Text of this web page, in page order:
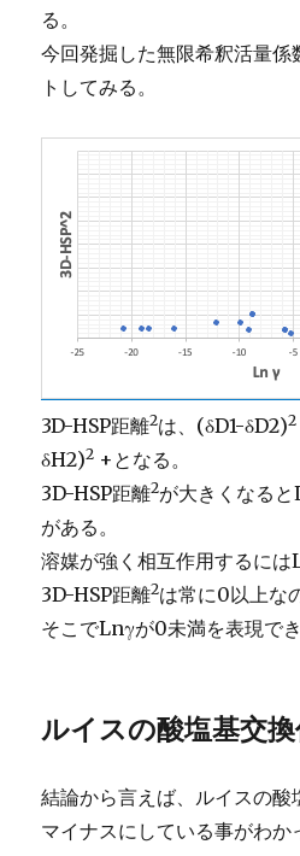
る。
今回発掘した無限希釈活量係
トしてみる。
3D-HSP距離2は、(δD1-δD2)2
δH2)2 +となる。
3D-HSP距離2が大きくなる
がある。
溶媒が強く相互作用するに
3D-HSP距離2は常に0以上な
そこでLnγが0未満を表現で
ルイスの酸塩基交換
結論から言えば、ルイスの
マイナスにしている事がわか